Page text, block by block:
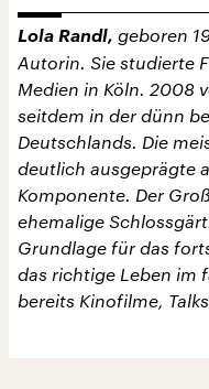
Lola Randl, geboren
Autorin. Sie studierte
Medien in Köln. 2008
seitdem in der dünn
Deutschlands. Die
deutlich ausgeprägte
Komponente. Der
ehemalige
Grundlage für das
das richtige Leben im
bereits Kinofilme,